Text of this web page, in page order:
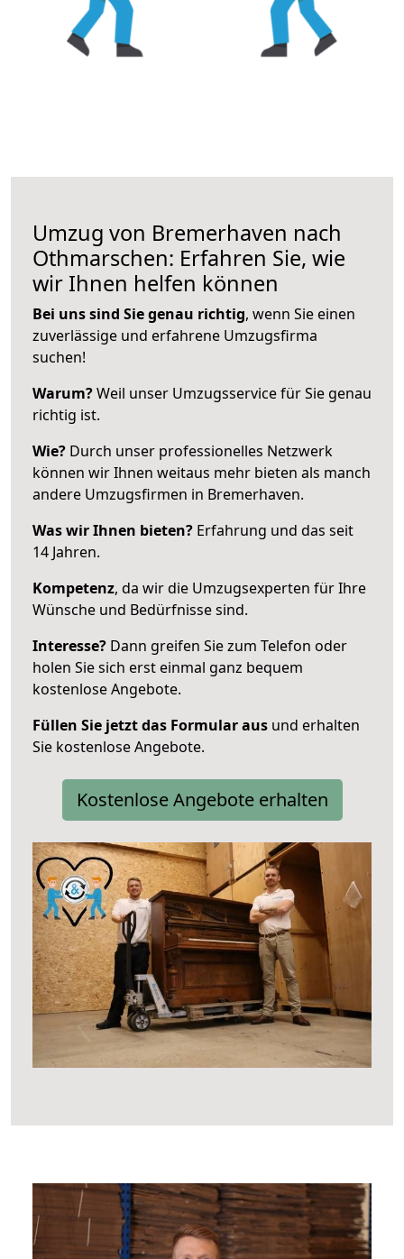
Umzug von Bremerhaven nach
Othmarschen: Erfahren Sie, wie
wir Ihnen helfen können
Bei uns sind Sie genau richtig, wenn Sie einen
zuverlässige und erfahrene Umzugsfirma
suchen!
Warum?Weil unser Umzugsservice für Sie genau
richtig ist.
Wie? Durch unser professionelles Netzwerk
können wir Ihnen weitaus mehr bieten als manch
andere Umzugsfirmen in Bremerhaven.
Was wir Ihnen bieten? Erfahrung und das seit
14 Jahren.
Kompetenz, da wir die Umzugsexperten für Ihre
Wünsche und Bedürfnisse sind.
Interesse? Dann greifen Sie zum Telefon oder
holen Sie sich erst einmal ganz bequem
kostenlose Angebote.
Füllen Sie jetzt das Formular aus und erhalten
Sie kostenlose Angebote.
Kostenlose Angebote erhalten